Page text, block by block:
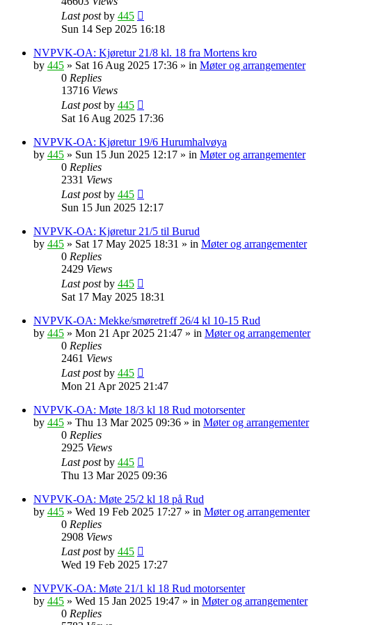
Last postby 445
Sun 14 Sep 2025 16:18
NVPVK-OA: Kjøretur 21/8 kl. 18 fra Mortens kro
by 445 » Sat 16 Aug 2025 17:36 » in Møter og arrangementer
0 Replies
13716 Views
Last postby 445
Sat 16 Aug 2025 17:36
NVPVK-OA: Kjøretur 19/6 Hurumhalvøya
by 445 » Sun 15 Jun 2025 12:17 » in Møter og arrangementer
0 Replies
2331 Views
Last postby 445
Sun 15 Jun 2025 12:17
NVPVK-OA: Kjøretur 21/5 til Burud
by 445 » Sat 17 May 2025 18:31 » in Møter og arrangementer
0 Replies
2429 Views
Last postby 445
Sat 17 May 2025 18:31
NVPVK-OA: Mekke/smøretreff 26/4 kl 10-15 Rud
by 445 » Mon 21 Apr 2025 21:47 » in Møter og arrangementer
0 Replies
2461 Views
Last postby 445
Mon 21 Apr 2025 21:47
NVPVK-OA: Møte 18/3 kl 18 Rud motorsenter
by 445 » Thu 13 Mar 2025 09:36 » in Møter og arrangementer
0 Replies
2925 Views
Last postby 445
Thu 13 Mar 2025 09:36
NVPVK-OA: Møte 25/2 kl 18 på Rud
by 445 » Wed 19 Feb 2025 17:27 » in Møter og arrangementer
0 Replies
2908 Views
Last postby 445
Wed 19 Feb 2025 17:27
NVPVK-OA: Møte 21/1 kl 18 Rud motorsenter
by 445 » Wed 15 Jan 2025 19:47 » in Møter og arrangementer
0 Replies